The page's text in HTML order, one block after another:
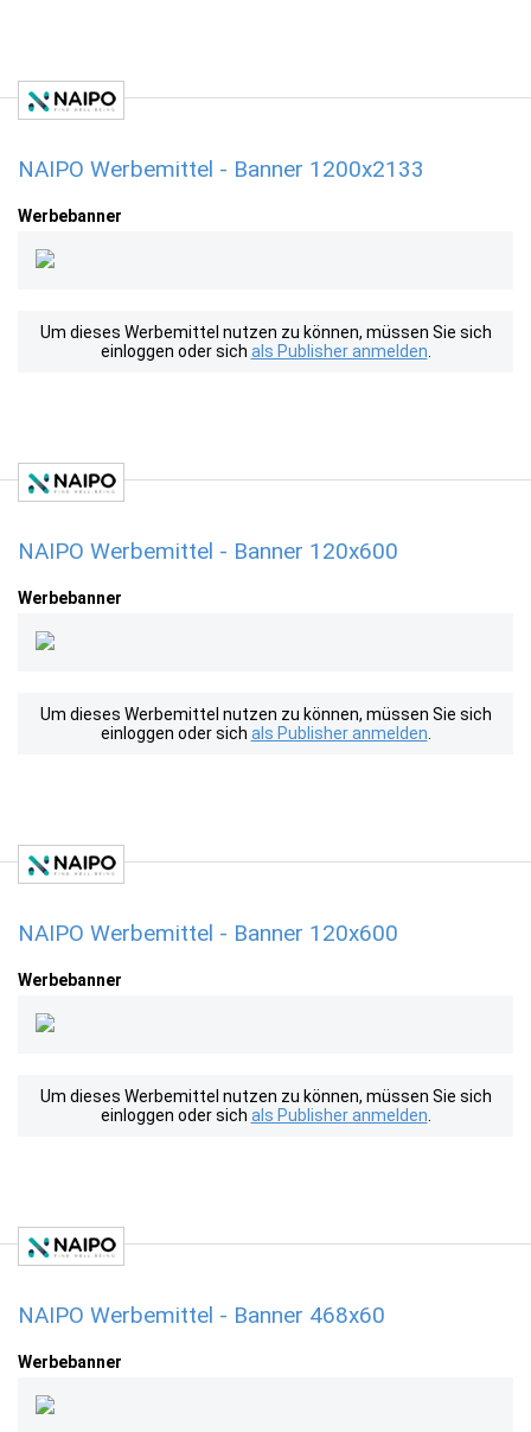
NAIPO Werbemittel - Banner 1200x2133
Werbebanner
Um dieses Werbemittel nutzen zu können, müssen Sie sich
einloggen oder sich als Publisher anmelden
NAIPO Werbemittel - Banner 120x600
Werbebanner
Um dieses Werbemittel nutzen zu können, müssen Sie sich
einloggen oder sich als Publisher anmelden
NAIPO Werbemittel - Banner 120x600
Werbebanner
Um dieses Werbemittel nutzen zu können, müssen Sie sich
einloggen oder sich als Publisher anmelden
NAIPO Werbemittel - Banner 468x60
Werbebanner